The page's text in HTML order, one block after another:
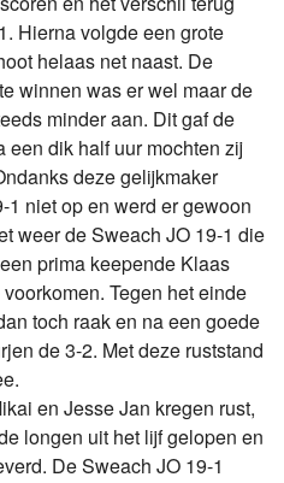
Hierna volgde een grote
helaas net naast. De
winnen was er wel maar de
minder aan. Dit gaf de
een dik half uur mochten zij
deze gelijkmaker
niet op en werd er gewoon
weer de Sweach JO 19-1 die
prima keepende Klaas
Tegen het einde
toch raak en na een goede
de 3-2. Met deze ruststand
en Jesse Jan kregen rust,
longen uit het lijf gelopen en
De Sweach JO 19-1